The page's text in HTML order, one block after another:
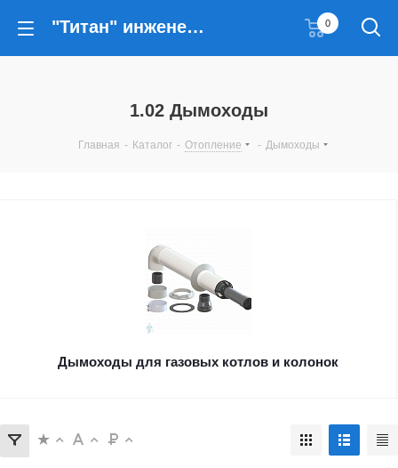
"Титан" инженерные решения 0
1.02 Дымоходы
Главная - Каталог - Отопление - Дымоходы
Дымоходы для газовых котлов и колонок